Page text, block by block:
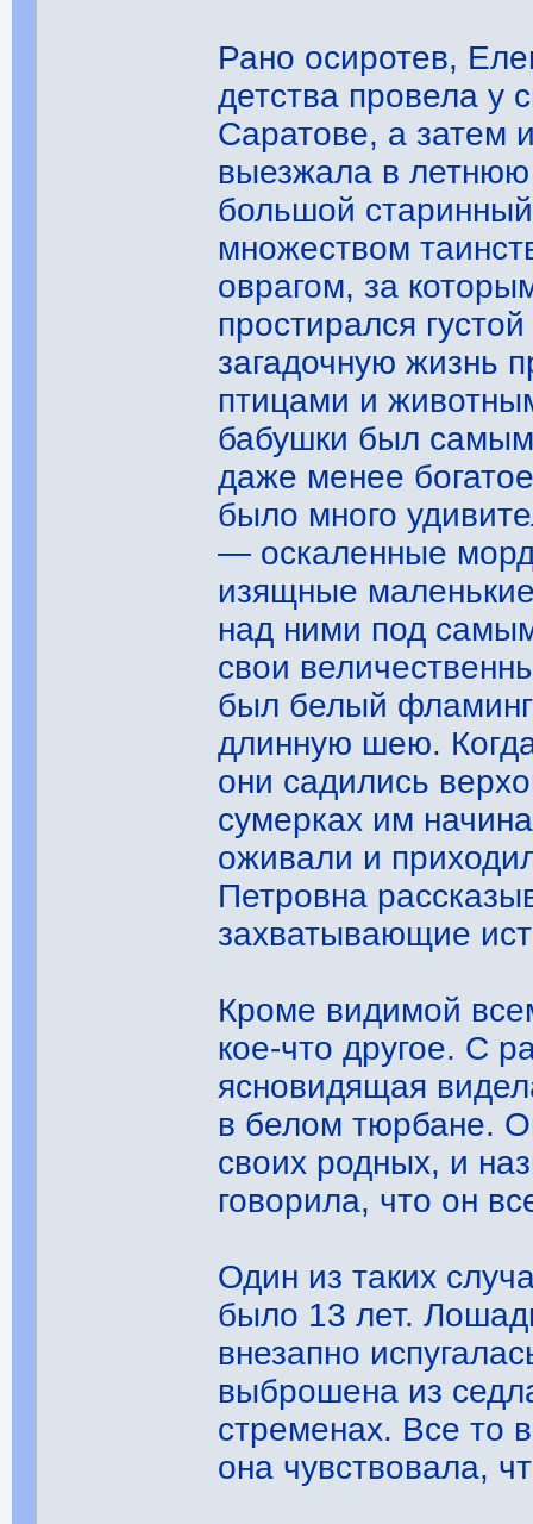
Рано осиротев,
детства провела у
Саратове, а затем
выезжала в
большой
множеством
оврагом, за
простирался
загадочную жизнь
птицами и
бабушки был
даже менее
было много
— оскаленные
изящные
над ними под
свои
был белый
длинную шею.
они садились
сумерках им
оживали и
Петровна
захватывающие
Кроме видимой
кое-что другое. С
ясновидящая
в белом тюрбане.
своих родных, и
говорила, что он
Один из таких
было 13 лет.
внезапно
выброшена из
стременах. Все то
она чувствовала,